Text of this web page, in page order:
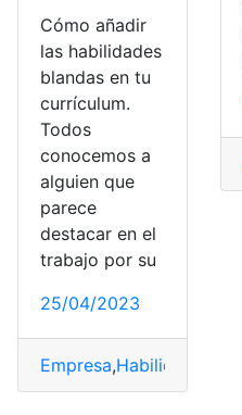
Cómo añadir
las habilidades
blandas en tu
currículum.
Todos
conocemos a
alguien que
parece
destacar en el
trabajo por su
25/04/2023
Empresa,Habilidades